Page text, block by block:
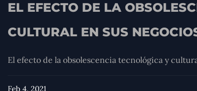
EL EFECTO DE LA
CULTURAL EN SUS
El efecto de la obsolescencia tecnológica y
Feb 4, 2021